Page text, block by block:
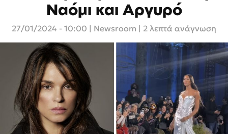
Ναόμι και Αργυρό
27/01/2024 - 10:00 Newsroom | 2 λεπτά ανάγνωση